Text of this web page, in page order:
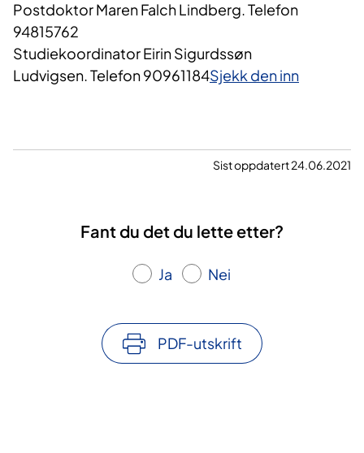
Postdoktor Maren Falch Lindberg. Telefon
94815762
Studiekoordinator Eirin Sigurdssøn
Ludvigsen. Telefon 90961184Sjekk den inn
Sist oppdatert 24.06.2021
Fant du det du lette etter?
Ja Nei
PDF-utskrift